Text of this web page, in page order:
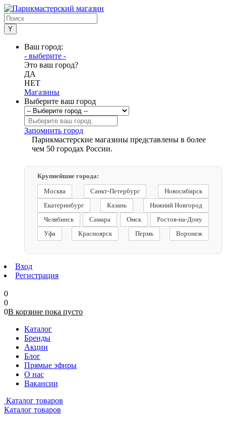
Ваш город:
- выберите -
Это ваш город?
ДА
НЕТ
Магазины
Выберите ваш город
Запомнить город
Парикмастерские магазины представлены в более
чем 50 городах России.
Крупнейшие города:
Москва
Санкт-Петербург
Новосибирск
Екатеринбург
Казань
Нижний Новгород
Челябинск
Самара Омск
Ростов-на-Дону
Уфа
Красноярск Пермь Воронеж
Вход
Регистрация
0
0
0В корзине пока пусто
Каталог
Бренды
Акции
Блог
Прямые эфиры
О нас
Вакансии
Каталог товаров
Каталог товаров